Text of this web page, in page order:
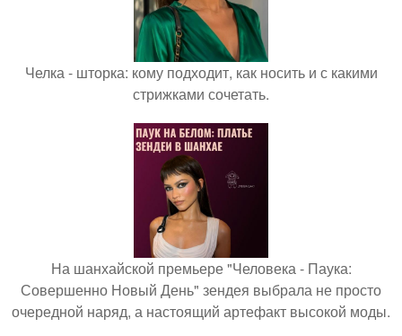
Челка - шторка: кому подходит, как носить и с какими
стрижками сочетать.
На шанхайской премьере "Человека - Паука:
Совершенно Новый День" зендея выбрала не просто
очередной наряд, а настоящий артефакт высокой моды.